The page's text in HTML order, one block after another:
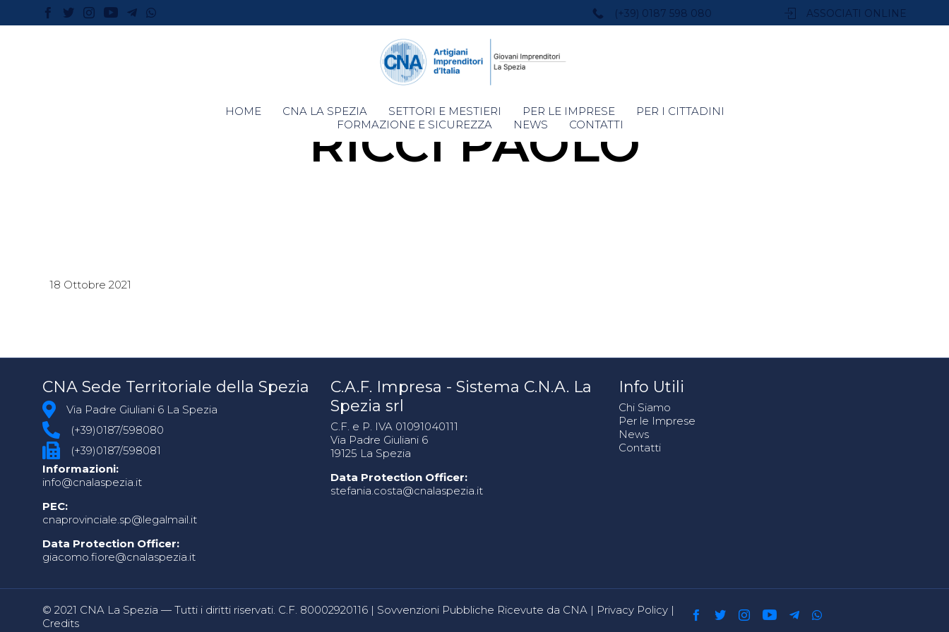
(+39) 0187 598 080 ASSOCIATI ONLINE
Skip
to
HOME CNA LA SPEZIA SETTORI E MESTIERI PER LE IMPRESE
PER I CITTADINI
FORMAZIONE E SICUREZZA
NEWS CONTATTI
RICCI PAOLO
18 Ottobre 2021
CNA Sede Territoriale della Spezia
Via Padre Giuliani 6 La Spezia
(+39)0187/598080
(+39)0187/598081
Informazioni:
info@cnalaspezia.it
PEC:
cnaprovinciale.sp@legalmail.it
Data Protection Officer:
giacomo.fiore@cnalaspezia.it
C.A.F. Impresa - Sistema C.N.A. La
Spezia srl
C.F. e P. IVA 01091040111
Via Padre Giuliani 6
19125 La Spezia
Data Protection Officer:
stefania.costa@cnalaspezia.it
Info Utili
Chi Siamo
Per le Imprese
News
Contatti
© 2021 CNA La Spezia — Tutti i diritti riservati. C.F. 80002920116 | Sovvenzioni Pubbliche Ricevute da CNA | Privacy Policy |
Credits